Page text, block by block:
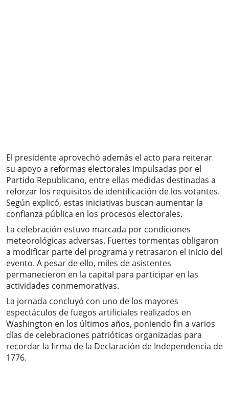
El presidente aprovechó además el acto para reiterar
su apoyo a reformas electorales impulsadas por el
Partido Republicano, entre ellas medidas destinadas a
reforzar los requisitos de identificación de los votantes.
Según explicó, estas iniciativas buscan aumentar la
confianza pública en los procesos electorales.
La celebración estuvo marcada por condiciones
meteorológicas adversas. Fuertes tormentas obligaron
a modificar parte del programa y retrasaron el inicio del
evento. A pesar de ello, miles de asistentes
permanecieron en la capital para participar en las
actividades conmemorativas.
La jornada concluyó con uno de los mayores
espectáculos de fuegos artificiales realizados en
Washington en los últimos años, poniendo fin a varios
días de celebraciones patrióticas organizadas para
recordar la firma de la Declaración de Independencia de
1776.